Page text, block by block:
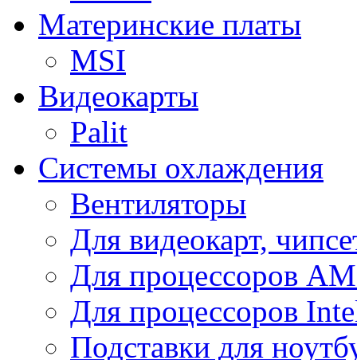
Материнские платы
MSI
Видеокарты
Palit
Системы охлаждения
Вентиляторы
Для видеокарт,
Для процессоров
Для процессоров
Подставки для